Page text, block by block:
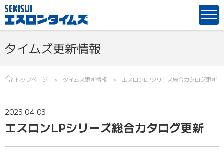
タイムズ更新情報
トップページ タイムズ更新情報 エスロンLPシリーズ総合カタログ更新
2023.04.03
エスロンLPシリーズ総合カタログ更新